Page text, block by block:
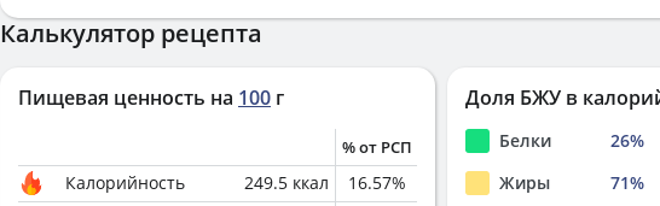
Калькулятор рецепта
Пищевая ценность на 100 г
% от РСП
Калорийность 249.5 ккал 16.57%
Доля БЖУ в
Белки 26%
Жиры
71%